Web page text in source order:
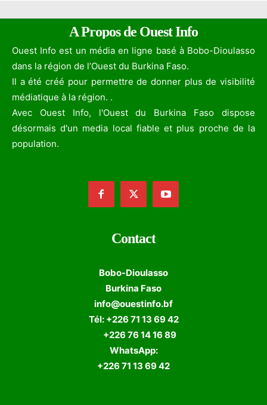
A Propos de Ouest Info
Ouest Info est un média en ligne basé à Bobo-Dioulasso
dans la région de l’Ouest du Burkina Faso.
Il a été créé pour permettre de donner plus de visibilité
médiatique à la région. .
Avec Ouest Info, l'Ouest du Burkina Faso dispose
désormais d'un media local fiable et plus proche de la
population.
Contact
Bobo-Dioulasso
Burkina Faso
info@ouestinfo.bf
Tél: +226 71 13 69 42
+226 76 14 16 89
WhatsApp:
+226 71 13 69 42